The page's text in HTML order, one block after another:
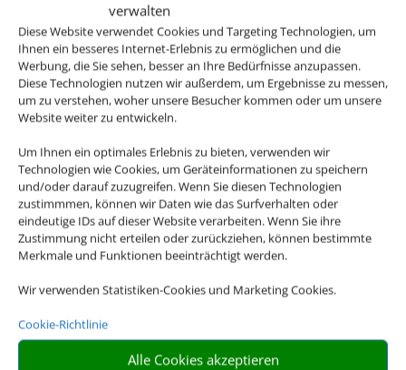
verwalten
Diese Website verwendet Cookies und Targeting Technologien, um
Ihnen ein besseres Internet-Erlebnis zu ermöglichen und die
Werbung, die Sie sehen, besser an Ihre Bedürfnisse anzupassen.
Diese Technologien nutzen wir außerdem, um Ergebnisse zu messen,
um zu verstehen, woher unsere Besucher kommen oder um unsere
Website weiter zu entwickeln.
Um Ihnen ein optimales Erlebnis zu bieten, verwenden wir
Technologien wie Cookies, um Geräteinformationen zu speichern
und/oder darauf zuzugreifen. Wenn Sie diesen Technologien
zustimmmen, können wir Daten wie das Surfverhalten oder
eindeutige IDs auf dieser Website verarbeiten. Wenn Sie ihre
Zustimmung nicht erteilen oder zurückziehen, können bestimmte
Merkmale und Funktionen beeinträchtigt werden.
Wir verwenden Statistiken-Cookies und Marketing Cookies.
Cookie-Richtlinie
Alle Cookies akzeptieren
Die Abwicklung der Buchung übernimmt Schmetterling
International GmbH & Co.KG im Auftrag des
Webseiteninhabers.